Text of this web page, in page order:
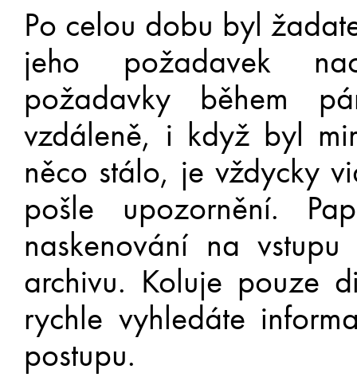
Po celou dobu byl
jeho požadavek
požadavky během
vzdáleně, i když byl
něco stálo, je vždycky
pošle upozornění.
naskenování na
archivu. Koluje pouze
rychle vyhledáte
postupu.